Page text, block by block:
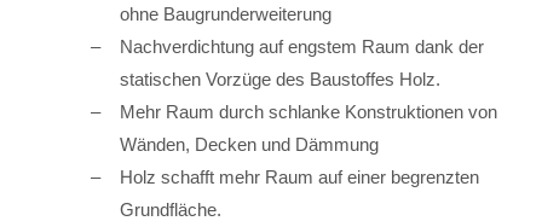
ohne Baugrunderweiterung
Nachverdichtung auf engstem Raum dank der
statischen Vorzüge des Baustoffes Holz.
Mehr Raum durch schlanke Konstruktionen von
Wänden, Decken und Dämmung
Holz schafft mehr Raum auf einer begrenzten
Grundfläche.